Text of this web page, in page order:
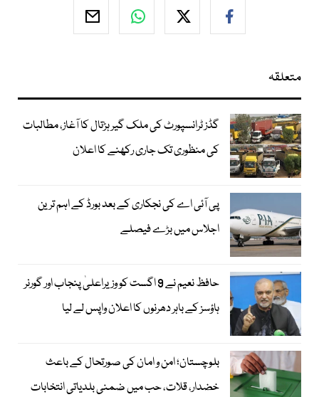
متعلقہ
گڈز ٹرانسپورٹ کی ملک گیر ہڑتال کا آغاز، مطالبات
کی منظوری تک جاری رکھنے کا اعلان
پی آئی اے کی نجکاری کے بعد بورڈ کے اہم ترین
اجلاس میں بڑے فیصلے
حافظ نعیم نے 9 اگست کو وزیراعلیٰ پنجاب اور گورنر
ہاؤسز کے باہر دھرنوں کا اعلان واپس لے لیا
بلوچستان؛ امن و امان کی صورتحال کے باعث
خضدار، قلات، حب میں ضمنی بلدیاتی انتخابات